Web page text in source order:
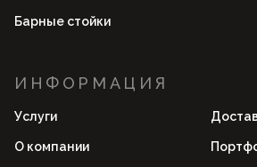
Барные стойки
ИНФОРМАЦИЯ
Услуги
О компании